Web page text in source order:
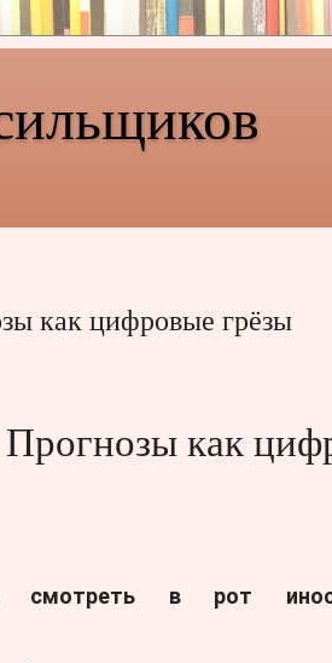
как цифровые грёзы
как
смотреть в рот